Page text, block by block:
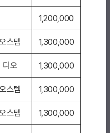
1,200,000
스템 1,300,000
디오 1,300,000
스템 1,300,000
스템 1,300,000